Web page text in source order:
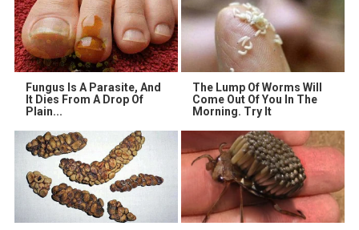
Fungus Is A Parasite, And
It Dies From A Drop Of
Plain...
The Lump Of Worms Will
Come Out Of You In The
Morning. Try It